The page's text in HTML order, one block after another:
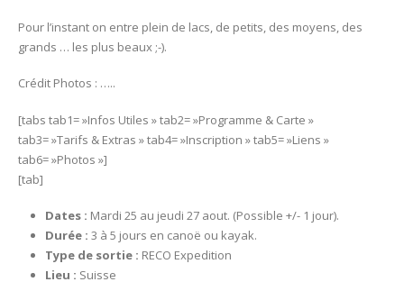
canoë
Pour l’instant on entre plein de lacs, de petits, des moyens, des
grands … les plus beaux ;-).
Crédit Photos : …..
[tabs tab1= »Infos Utiles » tab2= »Programme & Carte »
tab3= »Tarifs & Extras » tab4= »Inscription » tab5= »Liens »
tab6= »Photos »]
[tab]
Dates : Mardi 25 au jeudi 27 aout. (Possible +/- 1 jour).
Durée : 3 à 5 jours en canoë ou kayak.
Type de sortie : RECO Expedition
Lieu : Suisse